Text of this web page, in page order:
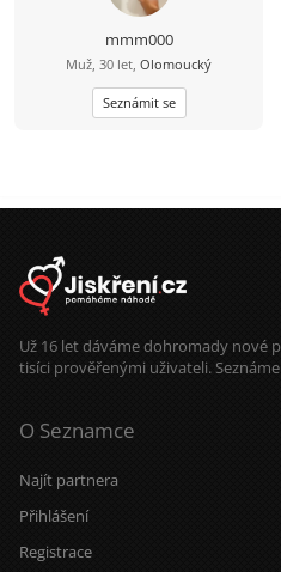
mmm000
Muž, 30 let, Olomoucký
Seznámit se
Už 16 let dáváme dohromady nové
tisíci prověřenými uživateli.
O Seznamce
Najít partnera
Přihlášení
Registrace